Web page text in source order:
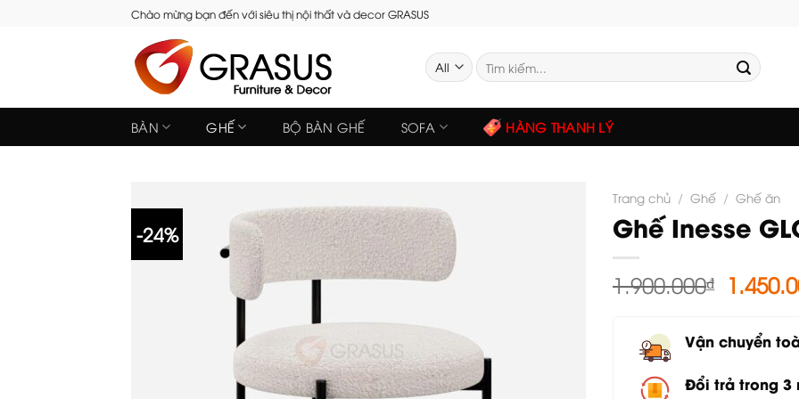
Chào mừng bạn đến với siêu thị nội thất và decor GRASUS
Tìm
kiếm:
BÀN GHẾ BỘ BÀN GHẾ SOFA HÀNG THANH LÝ
-24%
Trang chủ / Ghế / Ghế ăn
Ghế Inesse
1.900.000₫ Giá
gốc
Vận chuyển
Đổi trả trong 3